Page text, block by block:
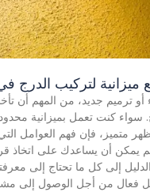
ميزانية لتركيب
أو ترميم جديد، من المهم أن
سواء كنت تعمل بميزانية
متميز، فإن فهم العوامل
يمكن أن يساعدك على اتخاذ
إلى كل ما تحتاج إلى
فعال من أجل الوصول إلى